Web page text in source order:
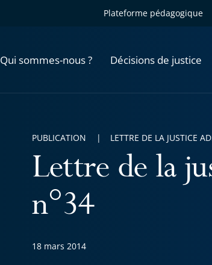
Plateforme pédagogique
Qui sommes-nous ? Décisions de justice
Lettre de la
n°34
18 mars 2014
PUBLICATION LETTRE DE LA JUSTICE